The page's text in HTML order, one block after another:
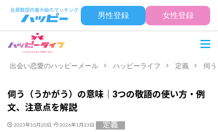
男性登録 女性登録
出会い恋愛のハッピーメール ハッピーライフ 定義 伺
伺う（うかがう）の意味｜3つの敬語の使い方・例
文、注意点を解説
2023年10月20日 2026年1月23日 定義